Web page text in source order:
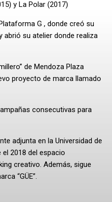
y La Polar (2017)
G , donde creó su
abrió su atelier donde realiza
de Mendoza Plaza
proyecto de marca llamado
consecutivas para
adjunta en la Universidad de
2018 del espacio
creativo. Además, sigue
“GÜE”.